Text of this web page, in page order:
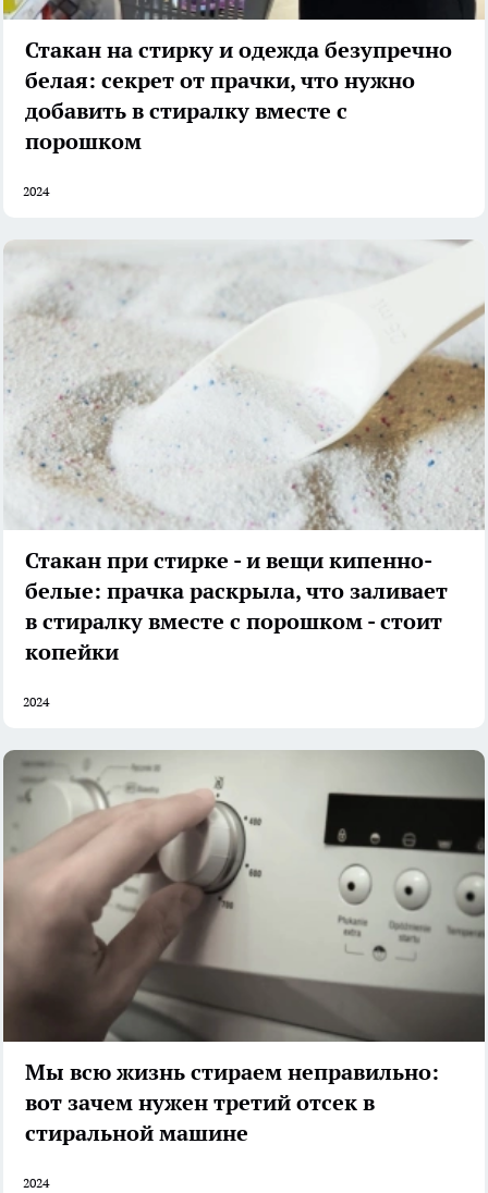
Стакан на стирку и одежда безупречно
белая: секрет от прачки, что нужно
добавить в стиралку вместе с
порошком
2024
Стакан при стирке - и вещи кипенно-
белые: прачка раскрыла, что заливает
в стиралку вместе с порошком - стоит
копейки
2024
Мы всю жизнь стираем неправильно:
вот зачем нужен третий отсек в
стиральной машине
2024